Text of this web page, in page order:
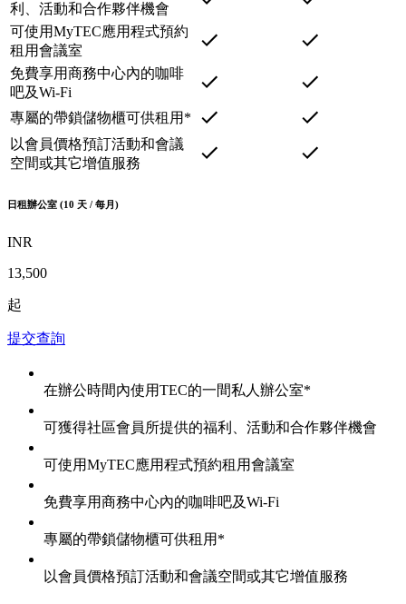
利、活動和合作夥伴機會
可使用MyTEC應用程式預約
租用會議室
免費享用商務中心內的咖啡
吧及Wi-Fi
專屬的帶鎖儲物櫃可供租用*
以會員價格預訂活動和會議
空間或其它增值服務
日租辦公室 (10 天 / 每月)
INR
13,500
起
提交查詢
在辦公時間內使用TEC的一間私人辦公室*
可獲得社區會員所提供的福利、活動和合作夥伴機會
可使用MyTEC應用程式預約租用會議室
免費享用商務中心內的咖啡吧及Wi-Fi
專屬的帶鎖儲物櫃可供租用*
以會員價格預訂活動和會議空間或其它增值服務